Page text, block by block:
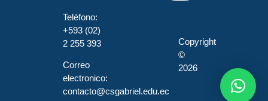
Teléfono:
+593 (02)
2 255 393
Correo
electronico:
contacto@csgabriel.edu.ec
Copyright
©
2026